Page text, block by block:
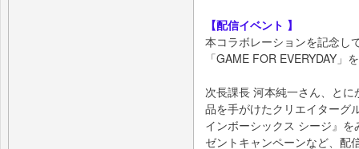
【配信イベント 】
本コラボレーションを記念し
「GAME FOR EVERYDAY」
次長課長 河本純一さん、と
品を手がけたクリエイターグ
インボーシックス シージ』
ゼントキャンペーンなど、配